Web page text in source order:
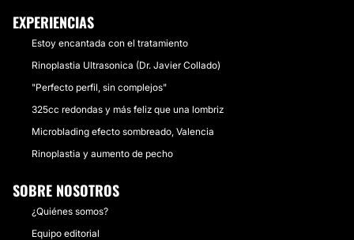
EXPERIENCIAS
Estoy encantada con el tratamiento
Rinoplastia Ultrasonica (Dr. Javier Collado)
"Perfecto perfil, sin complejos"
325cc redondas y más feliz que una lombriz
Microblading efecto sombreado, Valencia
Rinoplastia y aumento de pecho
SOBRE NOSOTROS
¿Quiénes somos?
Equipo editorial